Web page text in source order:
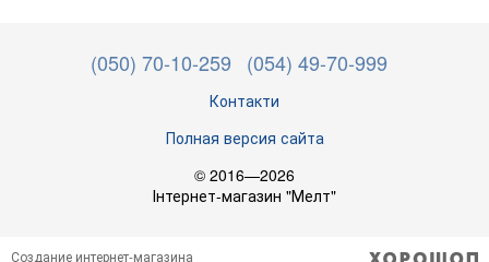
(050) 70-10-259 (054) 49-70-999
Контакти
Полная версия сайта
© 2016—2026
Інтернет-магазин "Мелт"
Создание интернет-магазина